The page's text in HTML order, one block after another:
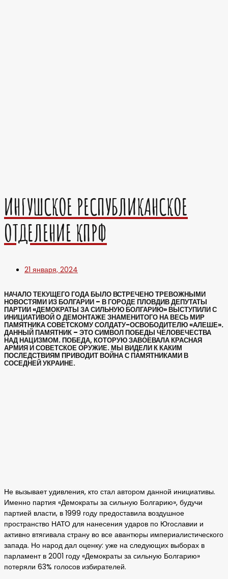
ИНГУШСКОЕ РЕСПУБЛИКАНСКОЕ
ОТДЕЛЕНИЕ КПРФ
21 января, 2024
НАЧАЛО ТЕКУЩЕГО ГОДА БЫЛО ВСТРЕЧЕНО ТРЕВОЖНЫМИ
НОВОСТЯМИ ИЗ БОЛГАРИИ – В ГОРОДЕ ПЛОВДИВ ДЕПУТАТЫ
ПАРТИИ «ДЕМОКРАТЫ ЗА СИЛЬНУЮ БОЛГАРИЮ» ВЫСТУПИЛИ С
ИНИЦИАТИВОЙ О ДЕМОНТАЖЕ ЗНАМЕНИТОГО НА ВЕСЬ МИР
ПАМЯТНИКА СОВЕТСКОМУ СОЛДАТУ-ОСВОБОДИТЕЛЮ «АЛЕШЕ».
ДАННЫЙ ПАМЯТНИК – ЭТО СИМВОЛ ПОБЕДЫ ЧЕЛОВЕЧЕСТВА
НАД НАЦИЗМОМ. ПОБЕДА, КОТОРУЮ ЗАВОЕВАЛА КРАСНАЯ
АРМИЯ И СОВЕТСКОЕ ОРУЖИЕ. МЫ ВИДЕЛИ К КАКИМ
ПОСЛЕДСТВИЯМ ПРИВОДИТ ВОЙНА С ПАМЯТНИКАМИ В
СОСЕДНЕЙ УКРАИНЕ.
Не вызывает удивления, кто стал автором данной инициативы.
Именно партия «Демократы за сильную Болгарию», будучи
партией власти, в 1999 году предоставила воздушное
пространство НАТО для нанесения ударов по Югославии и
активно втягивала страну во все авантюры империалистического
запада. Но народ дал оценку: уже на следующих выборах в
парламент в 2001 году «Демократы за сильную Болгарию»
потеряли 63% голосов избирателей.